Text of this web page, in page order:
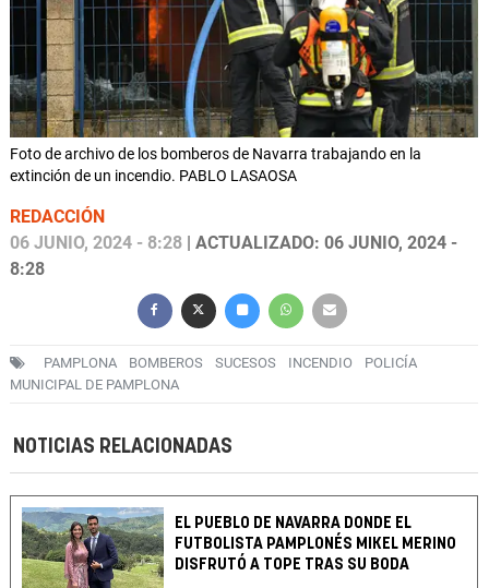
Foto de archivo de los bomberos de Navarra trabajando en la
extinción de un incendio. PABLO LASAOSA
REDACCIÓN
06 JUNIO, 2024 - 8:28 | ACTUALIZADO: 06 JUNIO, 2024 -
8:28
PAMPLONA BOMBEROS SUCESOS INCENDIO
POLICÍA
MUNICIPAL DE PAMPLONA
NOTICIAS RELACIONADAS
EL PUEBLO DE NAVARRA DONDE EL
FUTBOLISTA PAMPLONÉS MIKEL MERINO
DISFRUTÓ A TOPE TRAS SU BODA